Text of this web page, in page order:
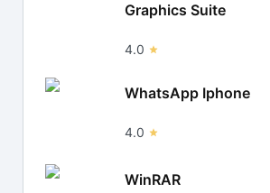
Graphics Suite
4.0
WhatsApp Iphone
4.0
WinRAR